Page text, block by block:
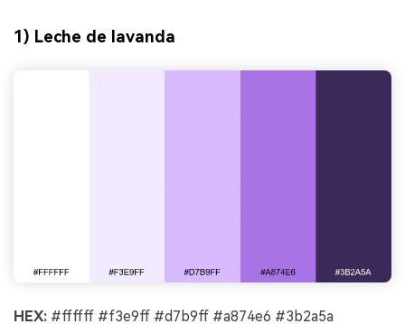
1) Leche de lavanda
HEX: #ffffff #f3e9ff #d7b9ff #a874e6 #3b2a5a